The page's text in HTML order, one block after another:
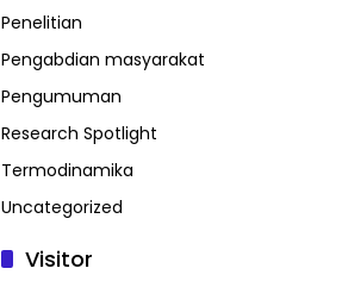
Penelitian
Pengabdian masyarakat
Pengumuman
Research Spotlight
Termodinamika
Uncategorized
Visitor